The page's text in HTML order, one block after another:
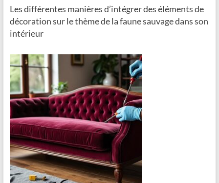
Les différentes manières d’intégrer des éléments de
décoration sur le thème de la faune sauvage dans son
intérieur